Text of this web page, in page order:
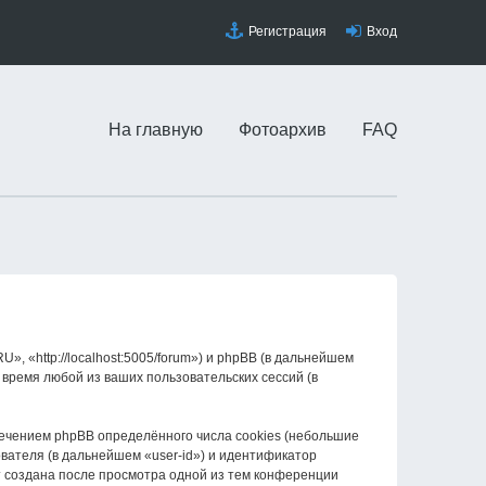
Регистрация Вход
На главную Фотоархив FAQ
«http://localhost:5005/forum») и phpBB (в дальнейшем
любой из ваших пользовательских сессий (в
phpBB определённого числа cookies (небольшие
(в дальнейшем «user-id») и идентификатор
после просмотра одной из тем конференции